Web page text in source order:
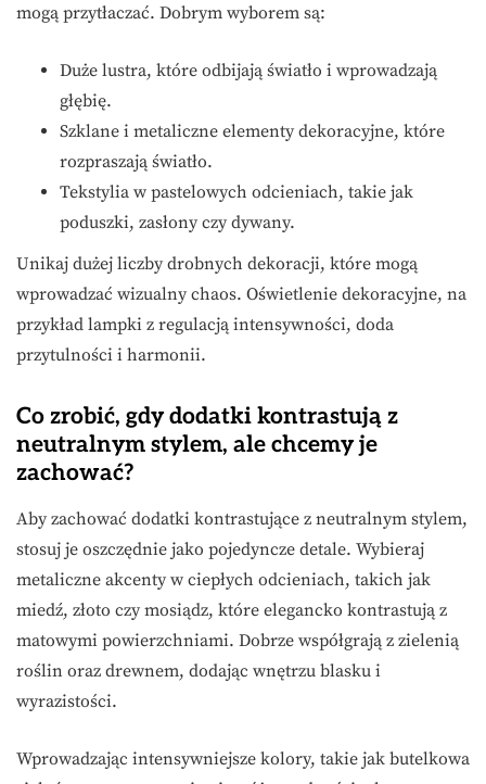
mogą przytłaczać. Dobrym wyborem są:
Duże lustra, które odbijają światło i wprowadzają
głębię.
Szklane i metaliczne elementy dekoracyjne, które
rozpraszają światło.
Tekstylia w pastelowych odcieniach, takie jak
poduszki, zasłony czy dywany.
Unikaj dużej liczby drobnych dekoracji, które mogą
wprowadzać wizualny chaos. Oświetlenie dekoracyjne, na
przykład lampki z regulacją intensywności, doda
przytulności i harmonii.
Co zrobić, gdy dodatki kontrastują z
neutralnym stylem, ale chcemy je
zachować?
Aby zachować dodatki kontrastujące z neutralnym stylem,
stosuj je oszczędnie jako pojedyncze detale. Wybieraj
metaliczne akcenty w ciepłych odcieniach, takich jak
miedź, złoto czy mosiądz, które elegancko kontrastują z
matowymi powierzchniami. Dobrze współgrają z zielenią
roślin oraz drewnem, dodając wnętrzu blasku i
wyrazistości.
Wprowadzając intensywniejsze kolory, takie jak butelkowa